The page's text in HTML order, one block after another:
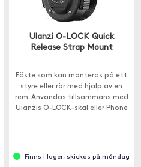
Ulanzi O-LOCK Quick
Release Strap Mount
Fäste som kan monteras på ett
styre eller rör med hjälp av en
rem. Användas tillsammans med
Ulanzis O-LOCK-skal eller Phone
Finns i lager, skickas på måndag